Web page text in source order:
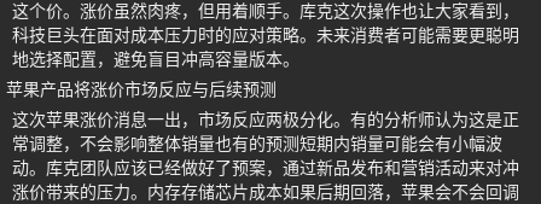
这个价。涨价虽然肉疼，但用着顺手。库克这次操作也让大家看到，
科技巨头在面对成本压力时的应对策略。未来消费者可能需要更聪明
地选择配置，避免盲目冲高容量版本。
苹果产品将涨价市场反应与后续预测
这次苹果涨价消息一出，市场反应两极分化。有的分析师认为这是正
常调整，不会影响整体销量也有的预测短期内销量可能会有小幅波
动。库克团队应该已经做好了预案，通过新品发布和营销活动来对冲
涨价带来的压力。内存存储芯片成本如果后期回落，苹果会不会回调